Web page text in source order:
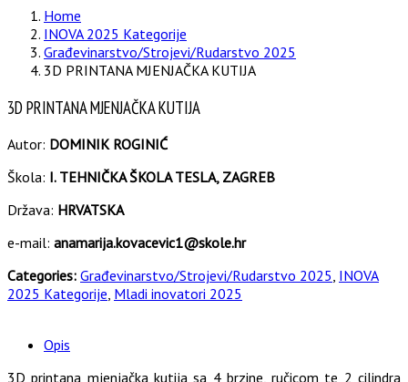
Home
INOVA 2025 Kategorije
Građevinarstvo/Strojevi/Rudarstvo 2025
3D PRINTANA MJENJAČKA KUTIJA
3D PRINTANA MJENJAČKA KUTIJA
Autor: DOMINIK ROGINIĆ
Škola: I. TEHNIČKA ŠKOLA TESLA, ZAGREB
Država: HRVATSKA
e-mail: anamarija.kovacevic1@skole.hr
Categories: Građevinarstvo/Strojevi/Rudarstvo 2025, INOVA
2025 Kategorije, Mladi inovatori 2025
Opis
3D printana mjenjačka kutija sa 4 brzine, ručicom te 2 cilindra